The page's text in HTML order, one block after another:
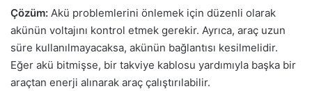
Çözüm: Akü problemlerini önlemek için düzenli olarak
akünün voltajını kontrol etmek gerekir. Ayrıca, araç uzun
süre kullanılmayacaksa, akünün bağlantısı kesilmelidir.
Eğer akü bitmişse, bir takviye kablosu yardımıyla başka bir
araçtan enerji alınarak araç çalıştırılabilir.